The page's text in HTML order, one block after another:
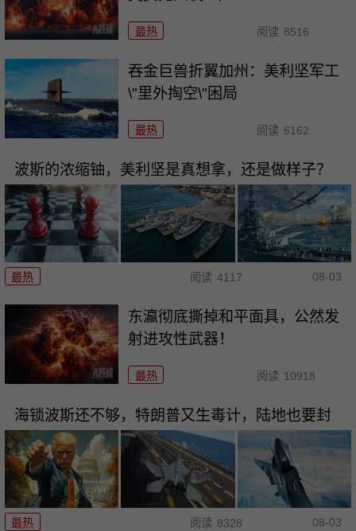
最热 阅读 8516
吞金巨兽折翼加州：美利坚军工
\"里外掏空\"困局
最热 阅读 6162
波斯的浓缩铀，美利坚是真想拿，还是做样子？
最热 阅读 4117 08-03
东瀛彻底撕掉和平面具，公然发
射进攻性武器！
最热 阅读 10918
海锁波斯还不够，特朗普又生毒计，陆地也要封
最热 阅读 8328 08-03